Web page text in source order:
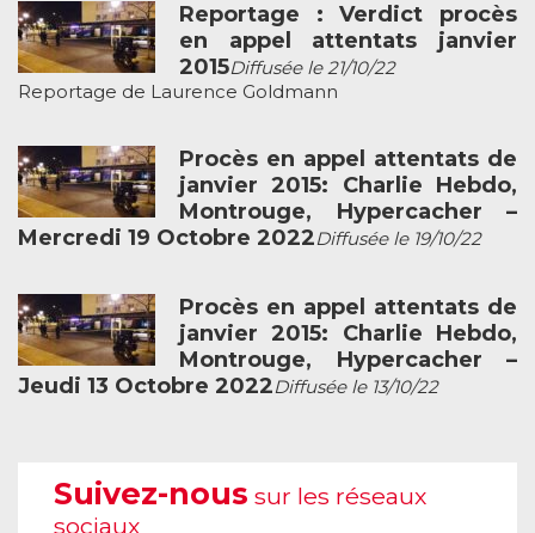
Reportage : Verdict procès
en appel attentats janvier
2015Diffusée le 21/10/22
Reportage de Laurence Goldmann
Procès en appel attentats de
janvier 2015: Charlie Hebdo,
Montrouge, Hypercacher –
Mercredi 19 Octobre 2022Diffusée le 19/10/22
Procès en appel attentats de
janvier 2015: Charlie Hebdo,
Montrouge, Hypercacher –
Jeudi 13 Octobre 2022Diffusée le 13/10/22
Suivez-nous sur les réseaux
sociaux